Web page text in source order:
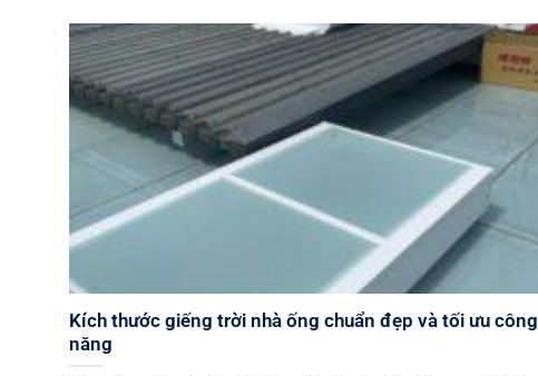
Kích thước giếng trời nhà ống chuẩn đẹp và tối ưu công
năng